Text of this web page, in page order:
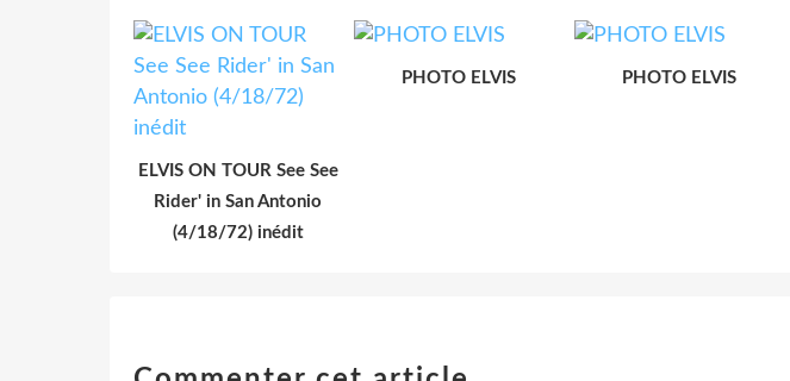
ELVIS ON TOUR See See
Rider' in San Antonio
(4/18/72) inédit
PHOTO ELVIS PHOTO ELVIS